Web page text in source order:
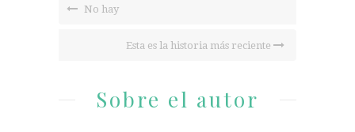
No hay
Esta es la historia más reciente
Sobre el autor